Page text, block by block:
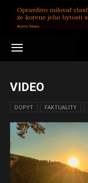
VIDEO
DOPYT FAKTUALITY